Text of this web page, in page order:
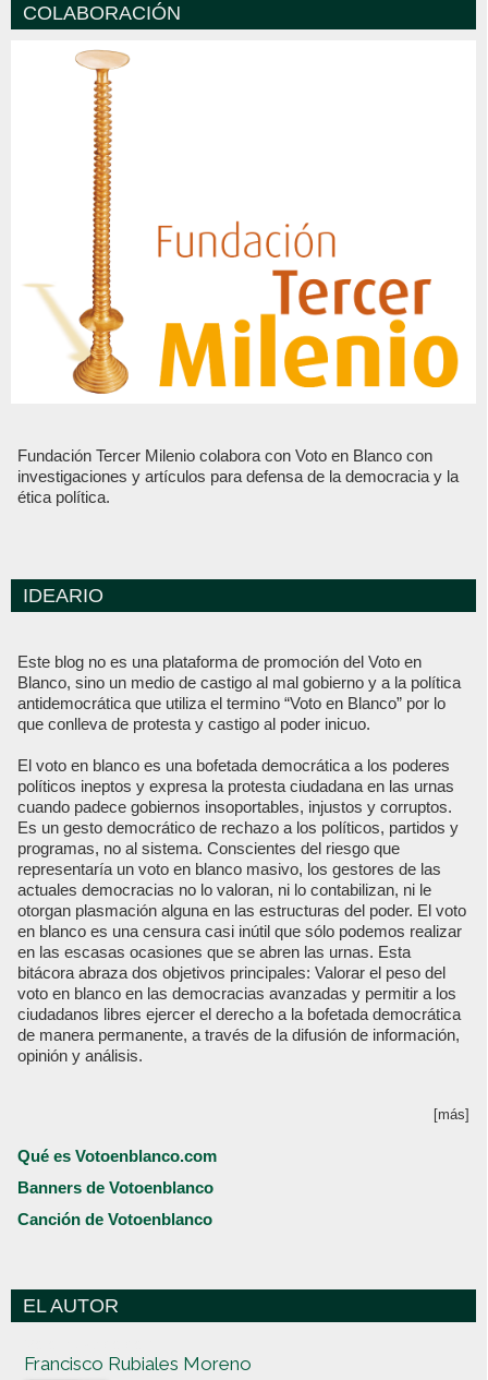
COLABORACIÓN
Fundación Tercer Milenio colabora con Voto en Blanco con
investigaciones y artículos para defensa de la democracia y la
ética política.
IDEARIO
Este blog no es una plataforma de promoción del Voto en
Blanco, sino un medio de castigo al mal gobierno y a la política
antidemocrática que utiliza el termino “Voto en Blanco” por lo
que conlleva de protesta y castigo al poder inicuo.
El voto en blanco es una bofetada democrática a los poderes
políticos ineptos y expresa la protesta ciudadana en las urnas
cuando padece gobiernos insoportables, injustos y corruptos.
Es un gesto democrático de rechazo a los políticos, partidos y
programas, no al sistema. Conscientes del riesgo que
representaría un voto en blanco masivo, los gestores de las
actuales democracias no lo valoran, ni lo contabilizan, ni le
otorgan plasmación alguna en las estructuras del poder. El voto
en blanco es una censura casi inútil que sólo podemos realizar
en las escasas ocasiones que se abren las urnas. Esta
bitácora abraza dos objetivos principales: Valorar el peso del
voto en blanco en las democracias avanzadas y permitir a los
ciudadanos libres ejercer el derecho a la bofetada democrática
de manera permanente, a través de la difusión de información,
opinión y análisis.
[más]
Qué es Votoenblanco.com
Banners de Votoenblanco
Canción de Votoenblanco
EL AUTOR
Francisco Rubiales Moreno